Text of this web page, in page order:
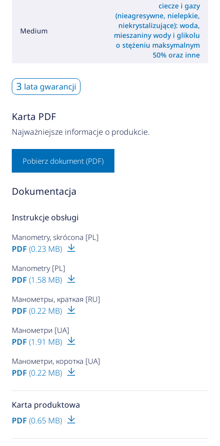
Medium
ciecze i gazy
(nieagresywne, nielepkie,
niekrystalizujące): woda,
mieszaniny wody i glikolu
o stężeniu maksymalnym
50% oraz inne
3 lata gwarancji
Karta PDF
Najważniejsze informacje o produkcie.
Pobierz dokument (PDF)
Dokumentacja
Instrukcje obsługi
Manometry, skrócona [PL]
PDF (0.23 MB)
Manometry [PL]
PDF (1.58 MB)
Манометры, краткая [RU]
PDF (0.22 MB)
Манометри [UA]
PDF (1.91 MB)
Манометри, коротка [UA]
PDF (0.22 MB)
Karta produktowa
PDF (0.65 MB)